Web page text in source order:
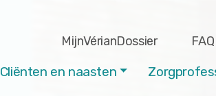
MijnVérianDossier FAQ
Cliënten en naasten